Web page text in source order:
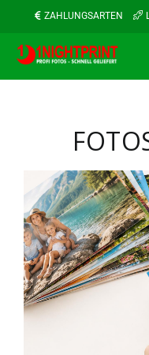
ZAHLUNGSARTEN